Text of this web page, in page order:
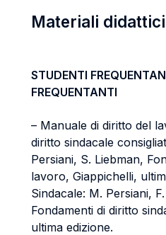
Materiali didattici
STUDENTI
FREQUENTANTI
– Manuale di diritto del
diritto sindacale
Persiani, S. Liebman,
lavoro, Giappichelli,
Sindacale: M. Persiani,
Fondamenti di diritto
ultima edizione.